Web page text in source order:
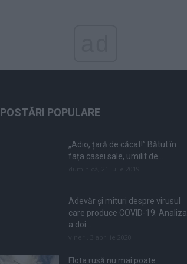
POSTĂRI POPULARE
„Adio, țară de căcat!” Bătut în
fața casei sale, umilit de...
Adevăr și mituri despre virusul
care produce COVID-19. Analiza
a doi...
Flota rusă nu mai poate